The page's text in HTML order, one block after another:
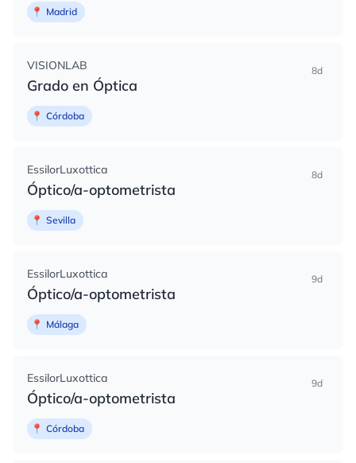
📍 Madrid
VISIONLAB
Grado en Óptica
8d
📍 Córdoba
EssilorLuxottica
Óptico/a-optometrista
8d
📍 Sevilla
EssilorLuxottica
Óptico/a-optometrista
9d
📍 Málaga
EssilorLuxottica
Óptico/a-optometrista
9d
📍 Córdoba